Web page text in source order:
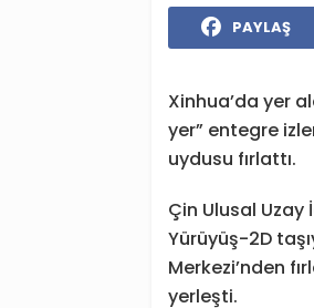
PAYLAŞ
Xinhua’da yer
yer” entegre
uydusu fırlattı.
Çin Ulusal
Yürüyüş-2D
Merkezi’nden
yerleşti.